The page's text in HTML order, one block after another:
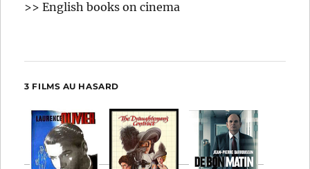
>> English books on cinema
3 FILMS AU HASARD